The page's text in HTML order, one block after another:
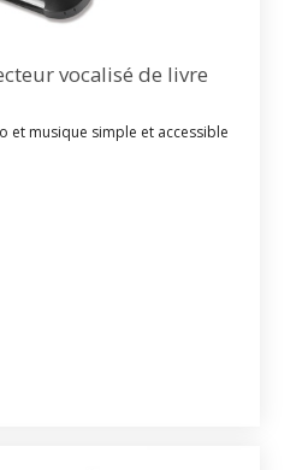
vocalisé de livre
et musique simple et accessible